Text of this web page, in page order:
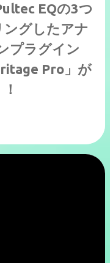
EQの3つ
グしたアナ
プラグイン
Pro」が